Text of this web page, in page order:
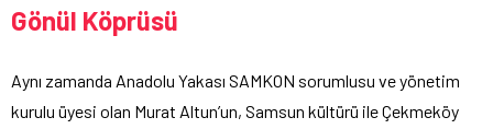
Gönül Köprüsü
Aynı zamanda Anadolu Yakası SAMKON sorumlusu ve yönetim
kurulu üyesi olan Murat Altun’un, Samsun kültürü ile Çekmeköy